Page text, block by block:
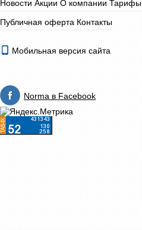
Новости Акции О компании Тарифы
Публичная оферта Контакты
Мобильная версия сайта
Norma в Facebook